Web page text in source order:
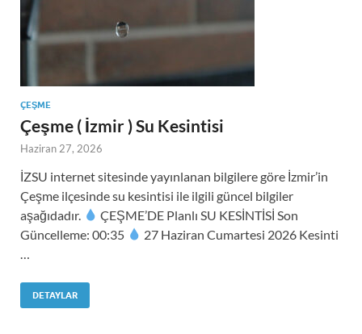
ÇEŞME
Çeşme ( İzmir ) Su Kesintisi
Haziran 27, 2026
İZSU internet sitesinde yayınlanan bilgilere göre İzmir’in
Çeşme ilçesinde su kesintisi ile ilgili güncel bilgiler
aşağıdadır.
ÇEŞME’DE Planlı SU KESİNTİSİ Son
Güncelleme: 00:35
27 Haziran Cumartesi 2026 Kesinti
DETAYLAR